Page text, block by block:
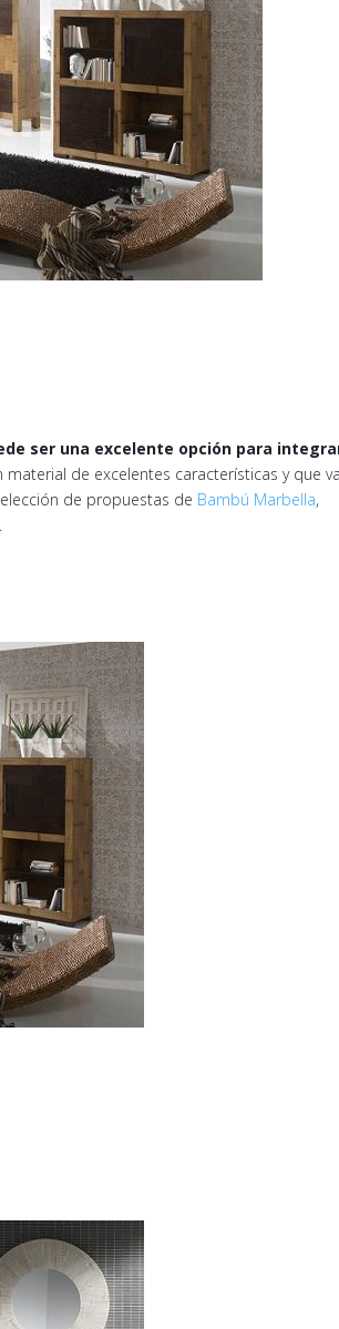
ser una excelente opción para
de excelentes características y que
de propuestas de Bambú Marbella,